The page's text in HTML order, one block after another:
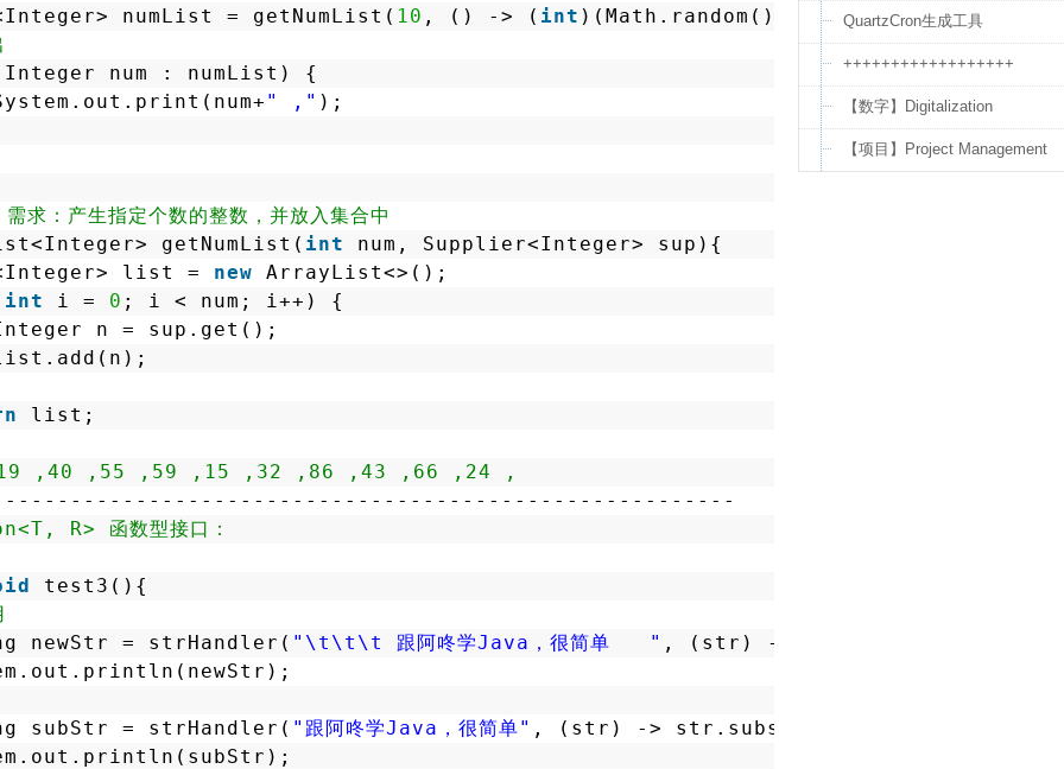
numList = getNumList( 10 , () -> ( int )(Math.random() * 100));
num : numList) {
" ," );
求：产生指定个数的整数，并放入集合中
getNumList( int
num, Supplier<Integer> sup){
list = new
ArrayList<>();
int i = 0 ; i < num; i++) {
n = sup.get();
list;
19 ,40 ,55 ,59 ,15 ,32 ,86 ,43 ,66 ,24 ,
R> 函数型接口：
test3(){
newStr = strHandler( "\t\t\t 跟阿咚学Java，很简单   " , (str) -> str.trim());
subStr = strHandler( "跟阿咚学Java，很简单" , (str) -> str.substring(
QuartzCron生成工具
++++++++++++++++++
【数字】Digitalization
【项目】Project Management